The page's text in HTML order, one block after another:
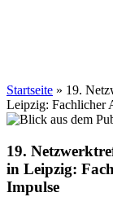
Startseite » 19.
Leipzig: Fachlicher
19.
in Leipzig:
Impulse